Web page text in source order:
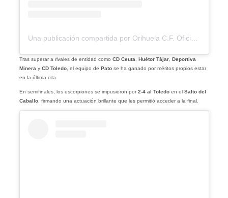
Una publicación compartida por Orihuela C.F. Oficial (@orihuela_cf)
Tras superar a rivales de entidad como CD Ceuta, Huétor Tájar, Deportiva
MinerayCD Toledo, el equipo de Patose ha ganado por méritos propios estar
en la última cita.
En semifinales, los escorpiones se impusieron por2-4 al Toledoen el Salto del
Caballo, firmando una actuación brillante que les permitió acceder a la final.